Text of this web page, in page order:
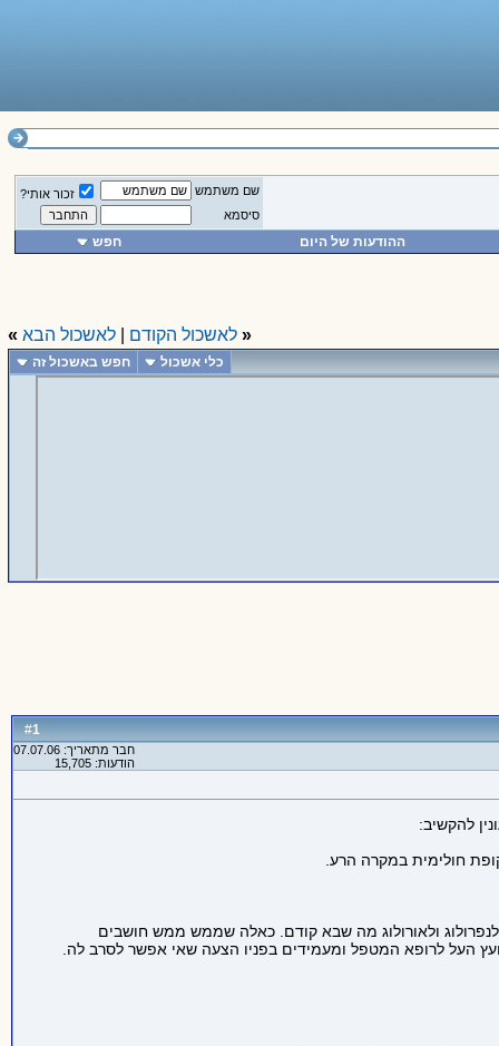
שם משתמש
זכור אותי?
סיסמא
ההודעות של היום חפש
« לאשכול הקודם לאשכול הבא »
כלי אשכול חפש באשכול זה
#
1
חבר מתאריך: 07.07.06
הודעות: 15,705
להקשיב:
חולימית במקרה הרע.
ולאורולוג מה שבא קודם. כאלה שממש ממש חושבים
העל לרופא המטפל ומעמידים בפניו הצעה שאי אפשר לסרב לה.